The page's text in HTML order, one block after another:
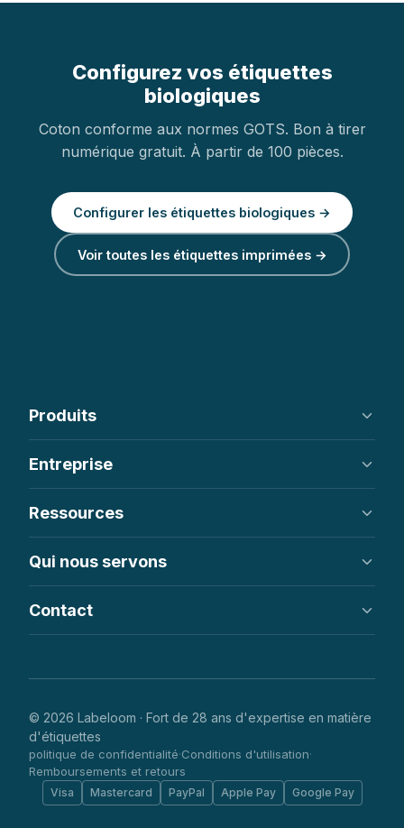
Configurez vos étiquettes
biologiques
Coton conforme aux normes GOTS. Bon à tirer
numérique gratuit. À partir de 100 pièces.
Configurer les étiquettes biologiques →
Voir toutes les étiquettes imprimées →
Produits
Étiquettes imprimées
Écussons
Étiquettes volantes
Entreprise
Comment ça marche
FAQ
Ressources
Commander en ligne
Qui nous servons
Etsy et fait main
Marques de vêtements
Vêtements de ville et écussons
Contact
© 2026 Labeloom · Fort de 28 ans d'expertise en matière
d'étiquettes
politique de confidentialité·Conditions d'utilisation·
Remboursements et retours
Visa Mastercard PayPal Apple Pay Google Pay